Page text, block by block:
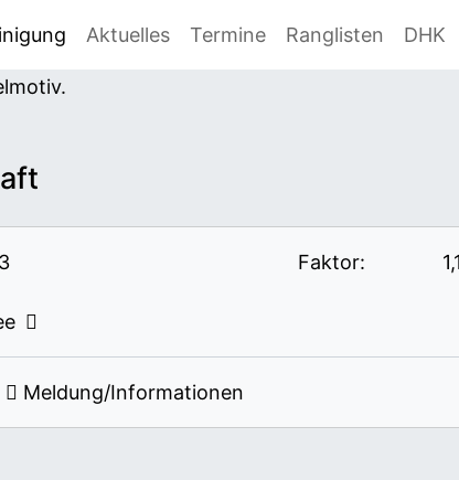
Aktuelles Termine Ranglisten DHK
Faktor:
Meldung/Informationen